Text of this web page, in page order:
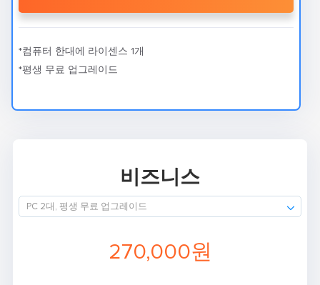
*컴퓨터 한대에 라이센스 1개
*평생 무료 업그레이드
비즈니스
PC 2대, 평생 무료 업그레이드
270,000원